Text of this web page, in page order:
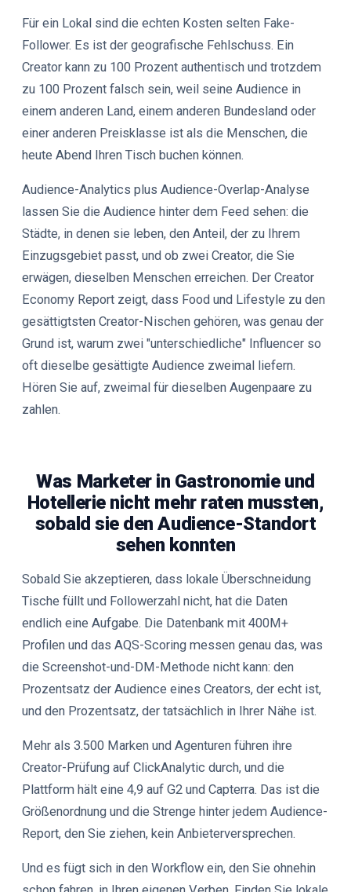
Für ein Lokal sind die echten Kosten selten Fake-
Follower. Es ist der geografische Fehlschuss. Ein
Creator kann zu 100 Prozent authentisch und trotzdem
zu 100 Prozent falsch sein, weil seine Audience in
einem anderen Land, einem anderen Bundesland oder
einer anderen Preisklasse ist als die Menschen, die
heute Abend Ihren Tisch buchen können.
Audience-Analytics plus Audience-Overlap-Analyse
lassen Sie die Audience hinter dem Feed sehen: die
Städte, in denen sie leben, den Anteil, der zu Ihrem
Einzugsgebiet passt, und ob zwei Creator, die Sie
erwägen, dieselben Menschen erreichen. Der Creator
Economy Report zeigt, dass Food und Lifestyle zu den
gesättigtsten Creator-Nischen gehören, was genau der
Grund ist, warum zwei "unterschiedliche" Influencer so
oft dieselbe gesättigte Audience zweimal liefern.
Hören Sie auf, zweimal für dieselben Augenpaare zu
zahlen.
Was Marketer in Gastronomie und
Hotellerie nicht mehr raten mussten,
sobald sie den Audience-Standort
sehen konnten
Sobald Sie akzeptieren, dass lokale Überschneidung
Tische füllt und Followerzahl nicht, hat die Daten
endlich eine Aufgabe. Die Datenbank mit 400M+
Profilen und das AQS-Scoring messen genau das, was
die Screenshot-und-DM-Methode nicht kann: den
Prozentsatz der Audience eines Creators, der echt ist,
und den Prozentsatz, der tatsächlich in Ihrer Nähe ist.
Mehr als 3.500 Marken und Agenturen führen ihre
Creator-Prüfung auf ClickAnalytic durch, und die
Plattform hält eine 4,9 auf G2 und Capterra. Das ist die
Größenordnung und die Strenge hinter jedem Audience-
Report, den Sie ziehen, kein Anbieterversprechen.
Und es fügt sich in den Workflow ein, den Sie ohnehin